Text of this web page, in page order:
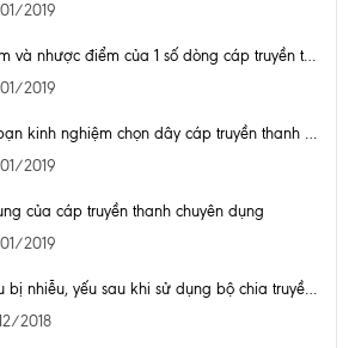
2019
Ưu điểm và nhược điểm của 1 số dòng cáp truyền thanh chuyên dụng hiện nay
2019
Mách bạn kinh nghiệm chọn dây cáp truyền thanh chuyên dụng
2019
của cáp truyền thanh chuyên dụng
2019
Tín hiệu bị nhiễu, yếu sau khi sử dụng bộ chia truyền hình cáp
2018